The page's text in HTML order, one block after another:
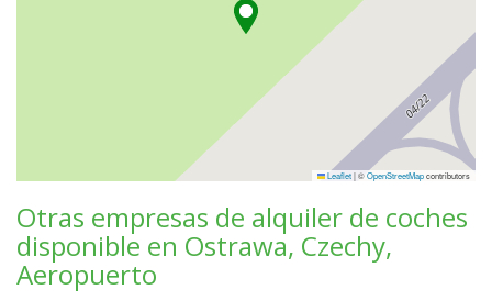
Leaflet|©OpenStreetMapcontributors
Otras empresas de alquiler de coches
disponible en Ostrawa, Czechy,
Aeropuerto